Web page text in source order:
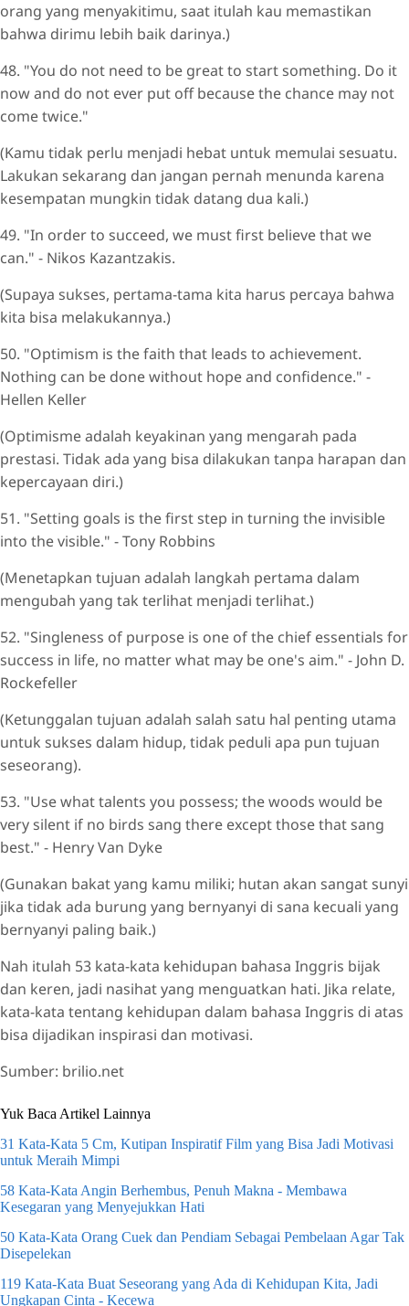
orang yang menyakitimu, saat itulah kau memastikan
bahwa dirimu lebih baik darinya.)
48. "You do not need to be great to start something. Do it
now and do not ever put off because the chance may not
come twice."
(Kamu tidak perlu menjadi hebat untuk memulai sesuatu.
Lakukan sekarang dan jangan pernah menunda karena
kesempatan mungkin tidak datang dua kali.)
49. "In order to succeed, we must first believe that we
can." - Nikos Kazantzakis.
(Supaya sukses, pertama-tama kita harus percaya bahwa
kita bisa melakukannya.)
50. "Optimism is the faith that leads to achievement.
Nothing can be done without hope and confidence." -
Hellen Keller
(Optimisme adalah keyakinan yang mengarah pada
prestasi. Tidak ada yang bisa dilakukan tanpa harapan dan
kepercayaan diri.)
51. "Setting goals is the first step in turning the invisible
into the visible." - Tony Robbins
(Menetapkan tujuan adalah langkah pertama dalam
mengubah yang tak terlihat menjadi terlihat.)
52. "Singleness of purpose is one of the chief essentials for
success in life, no matter what may be one's aim." - John D.
Rockefeller
(Ketunggalan tujuan adalah salah satu hal penting utama
untuk sukses dalam hidup, tidak peduli apa pun tujuan
seseorang).
53. "Use what talents you possess; the woods would be
very silent if no birds sang there except those that sang
best." - Henry Van Dyke
(Gunakan bakat yang kamu miliki; hutan akan sangat sunyi
jika tidak ada burung yang bernyanyi di sana kecuali yang
bernyanyi paling baik.)
Nah itulah 53 kata-kata kehidupan bahasa Inggris bijak
dan keren, jadi nasihat yang menguatkan hati. Jika relate,
kata-kata tentang kehidupan dalam bahasa Inggris di atas
bisa dijadikan inspirasi dan motivasi.
Sumber: brilio.net
Yuk Baca Artikel Lainnya
31 Kata-Kata 5 Cm, Kutipan Inspiratif Film yang Bisa Jadi Motivasi
untuk Meraih Mimpi
58 Kata-Kata Angin Berhembus, Penuh Makna - Membawa
Kesegaran yang Menyejukkan Hati
50 Kata-Kata Orang Cuek dan Pendiam Sebagai Pembelaan Agar Tak
Disepelekan
119 Kata-Kata Buat Seseorang yang Ada di Kehidupan Kita, Jadi
Ungkapan Cinta - Kecewa